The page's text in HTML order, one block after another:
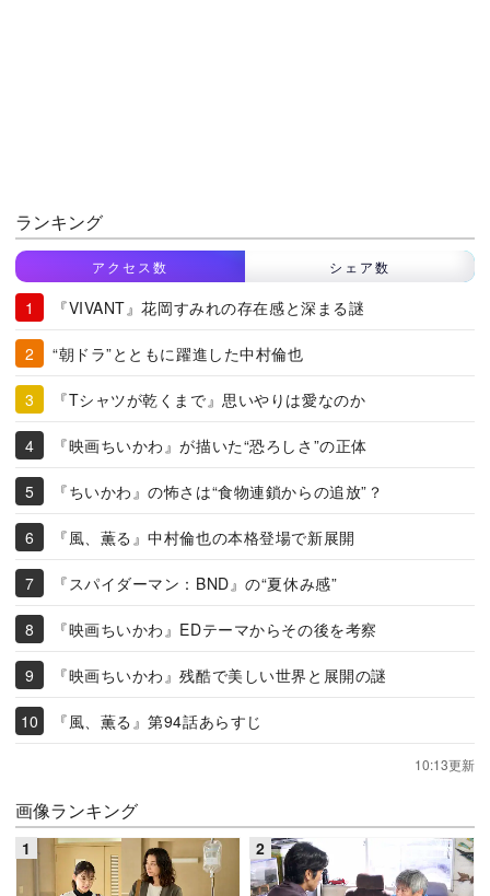
ランキング
アクセス数 シェア数
『VIVANT』花岡すみれの存在感と深まる謎
“朝ドラ”とともに躍進した中村倫也
『Tシャツが乾くまで』思いやりは愛なのか
『映画ちいかわ』が描いた“恐ろしさ”の正体
『ちいかわ』の怖さは“食物連鎖からの追放”？
『風、薫る』中村倫也の本格登場で新展開
『スパイダーマン：BND』の“夏休み感”
『映画ちいかわ』EDテーマからその後を考察
『映画ちいかわ』残酷で美しい世界と展開の謎
『風、薫る』第94話あらすじ
10:13更新
画像ランキング